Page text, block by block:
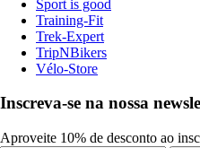
Sport is good
Training-Fit
Trek-Expert
TripNBikers
Vélo-Store
Inscreva-se na nossa
Aproveite 10% de desconto ao